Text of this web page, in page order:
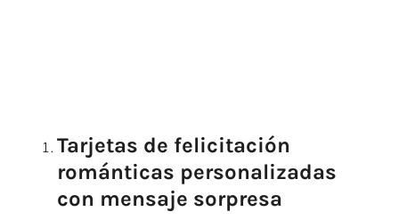
Tarjetas de felicitación
románticas personalizadas
con mensaje sorpresa